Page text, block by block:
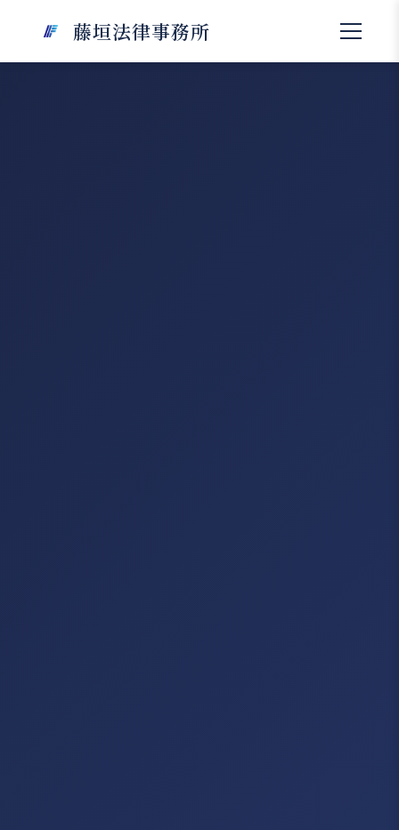
藤垣法律事務所